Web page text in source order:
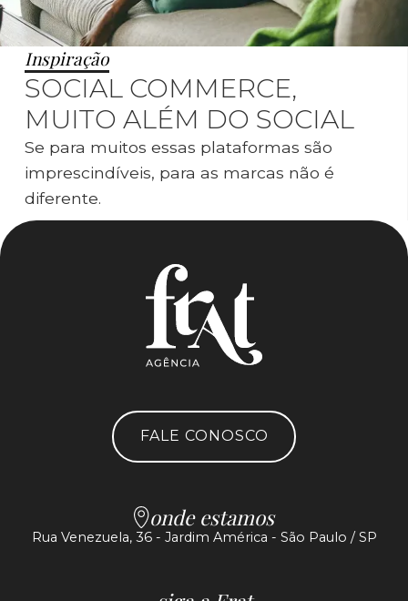
Inspiração
SOCIAL COMMERCE,
MUITO ALÉM DO SOCIAL
Se para muitos essas plataformas são
imprescindíveis, para as marcas não é
diferente.
onde estamos
Rua Venezuela, 36 - Jardim América - São Paulo / SP
FALE CONOSCO